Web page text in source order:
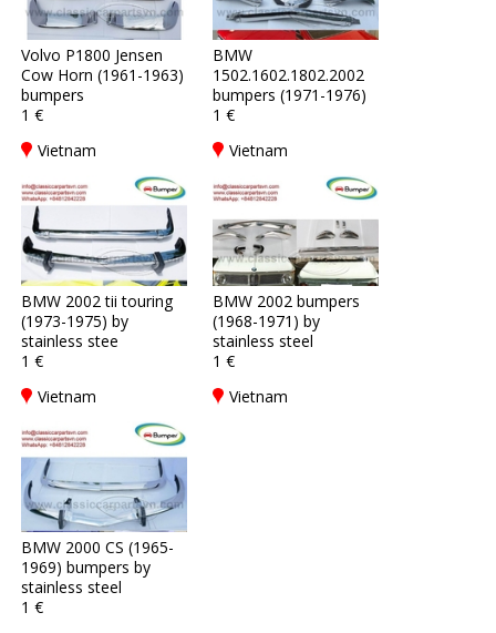
Volvo P1800 Jensen
Cow Horn (1961-1963)
bumpers
1 €
Vietnam
BMW
1502.1602.1802.2002
bumpers (1971-1976)
1 €
Vietnam
BMW 2002 tii touring
(1973-1975) by
stainless stee
1 €
Vietnam
BMW 2002 bumpers
(1968-1971) by
stainless steel
1 €
Vietnam
BMW 2000 CS (1965-
1969) bumpers by
stainless steel
1 €